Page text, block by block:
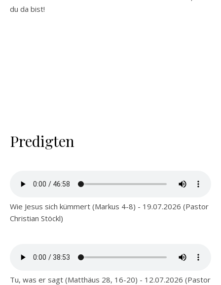
du da bist!
Predigten
Wie Jesus sich kümmert (Markus 4-8) - 19.07.2026 (Pastor
Christian Stöckl)
Tu, was er sagt (Matthäus 28, 16-20) - 12.07.2026 (Pastor